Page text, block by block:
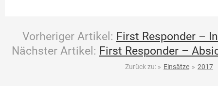
Vorheriger Artikel: First Responder –
Nächster Artikel: First Responder –
Zurück zu: » Einsätze » 2017